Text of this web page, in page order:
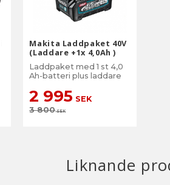
Makita Laddpaket 40V
(Laddare +1x 4,0Ah )
Laddpaket med 1 st 4,0
Ah-batteri plus laddare
2 995 SEK
3 800SEK
Liknande